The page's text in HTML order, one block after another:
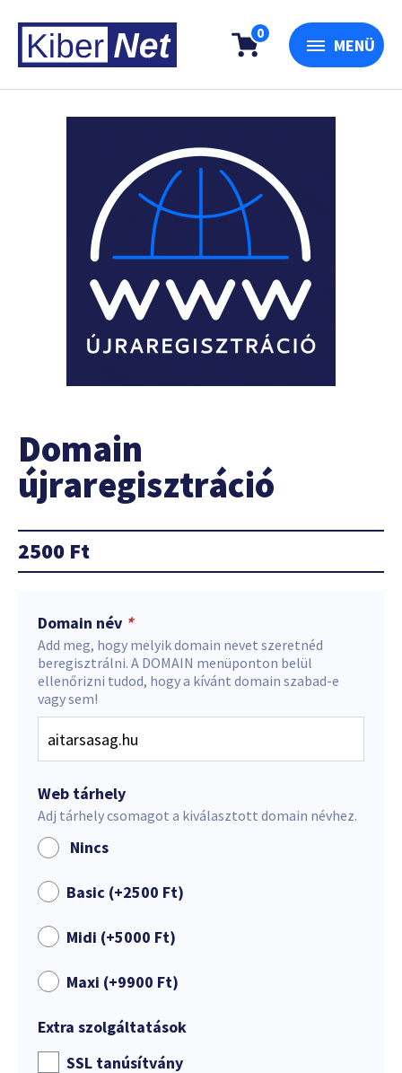
0
MENÜ
Domain
újraregisztráció
2500 Ft
Domain név *
Add meg, hogy melyik domain nevet szeretnéd
beregisztrálni. A DOMAIN menüponton belül
ellenőrizni tudod, hogy a kívánt domain szabad-e
vagy sem!
Web tárhely
Adj tárhely csomagot a kiválasztott domain névhez.
Nincs
Basic (+2500 Ft)
Midi (+5000 Ft)
Maxi (+9900 Ft)
Extra szolgáltatások
SSL tanúsítvány